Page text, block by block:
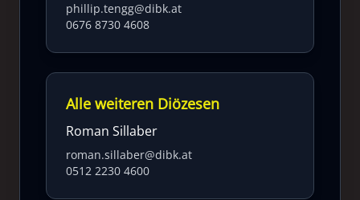
phillip.tengg@dibk.at
0676 8730 4608
Alle weiteren Diözesen
Roman Sillaber
roman.sillaber@dibk.at
0512 2230 4600